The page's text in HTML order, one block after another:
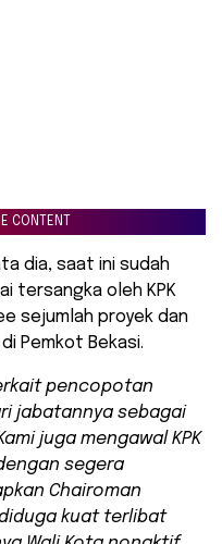
CONTENT
dia, saat ini sudah
tersangka oleh KPK
sejumlah proyek dan
Pemkot Bekasi.
pencopotan
jabatannya sebagai
juga mengawal KPK
segera
Chairoman
kuat terlibat